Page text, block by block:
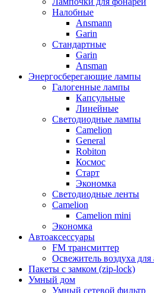
Налобные
Ansmann
Garin
Стандартные
Garin
Ansman
Энергосберегающие лампы
Галогенные лампы
Капсульные
Линейные
Светодиодные лампы
Camelion
General
Robiton
Космос
Старт
Экономка
Светодиодные ленты
Camelion
Camelion mini
Экономка
Автоаксессуары
FM трансмиттер
Освежитель воздуха для
Пакеты с замком (zip-lock)
Умный дом
Умный сетевой фильтр